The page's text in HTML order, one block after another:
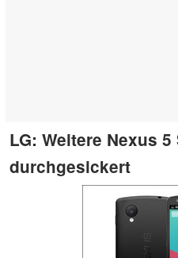
LG: Weitere Nexus
durchgesickert